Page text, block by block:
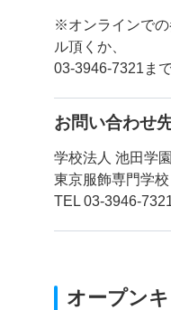
※オンラインでの
ル頂くか、
03-3946-7321ま
お問い合わせ
学校法人 池田学園
東京服飾専門学校
TEL 03-3946-
オープン